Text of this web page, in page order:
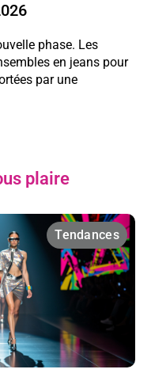
phase. Les
en jeans pour
par une
plaire
Tendances